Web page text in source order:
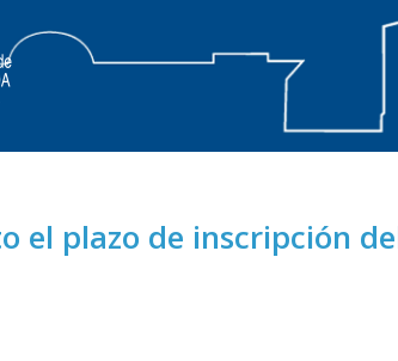
el plazo de inscripción